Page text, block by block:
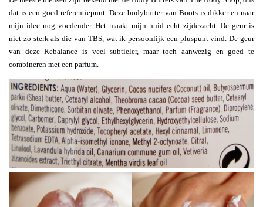
dat is een goed referentiepunt. Deze bodybutter van Boots is dikker en naar
mijn idee nog voedender. Het maakt mijn huid echt zijdezacht. De geur is
niet zo sterk als die van TBS, wat ik persoonlijk een pluspunt vind. De geur
van deze Rebalance is veel subtieler, maar toch aanwezig en goed te
combineren met een parfum.